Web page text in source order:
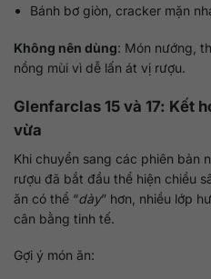
Bánh bơ giòn, cracker mặn
Không nên dùng: Món nướng,
nồng mùi vì dễ lấn át vị rượu.
Glenfarclas 15 và 17: Kết
vừa
Khi chuyển sang các phiên bản
rượu đã bắt đầu thể hiện chiều
ăn có thể “dày” hơn, nhiều lớp
cân bằng tinh tế.
Gợi ý món ăn: